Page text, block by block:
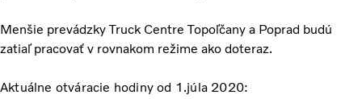
Menšie prevádzky Truck Centre Topoľčany a Poprad budú
zatiaľ pracovať v rovnakom režime ako doteraz.
Aktuálne otváracie hodiny od 1.júla 2020: